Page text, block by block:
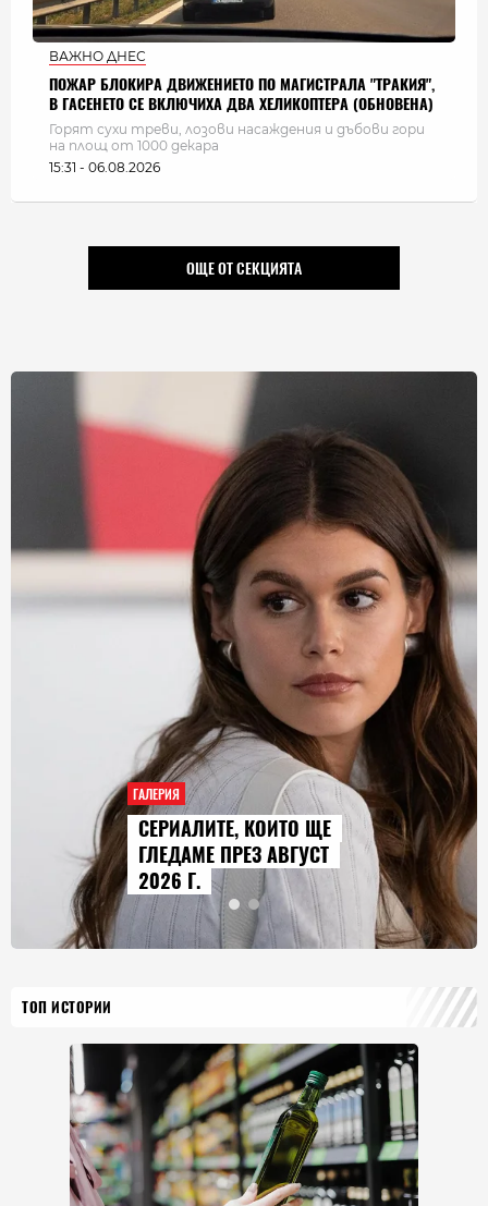
ВАЖНО ДНЕС
ПОЖАР БЛОКИРА ДВИЖЕНИЕТО ПО МАГИСТРАЛА "ТРАКИЯ",
В ГАСЕНЕТО СЕ ВКЛЮЧИХА ДВА ХЕЛИКОПТЕРА (ОБНОВЕНА)
Горят сухи треви, лозови насаждения и дъбови гори
на площ от 1000 декара
15:31 - 06.08.2026
ОЩЕ ОТ СЕКЦИЯТА
ГАЛЕРИЯ
СЕРИАЛИТЕ, КОИТО ЩЕ
ГЛЕДАМЕ ПРЕЗ АВГУСТ
2026 Г.
ТОП ИСТОРИИ